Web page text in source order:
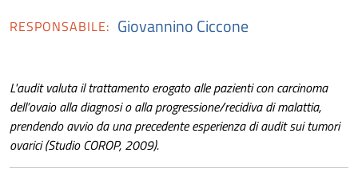
RESPONSABILE: Giovannino Ciccone
L'audit valuta il trattamento erogato alle pazienti con carcinoma
dell’ovaio alla diagnosi o alla progressione/recidiva di malattia,
prendendo avvio da una precedente esperienza di audit sui tumori
ovarici (Studio COROP, 2009).